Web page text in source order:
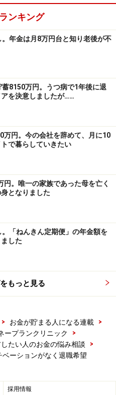
ンキング
年金は月8万円台と知り老後が不
8150万円。うつ病で1年後に退
を決意しましたが……
万円。今の会社を辞めて、月に10
で暮らしていきたい
円。唯一の家族であった母を亡く
となりました
「ねんきん定期便」の年金額を
した
もっと見る
> お金が貯まる人になる連載
>
ープランクリニック
>
たい人のお金の悩み相談
>
ーションがなく退職希望
採用情報